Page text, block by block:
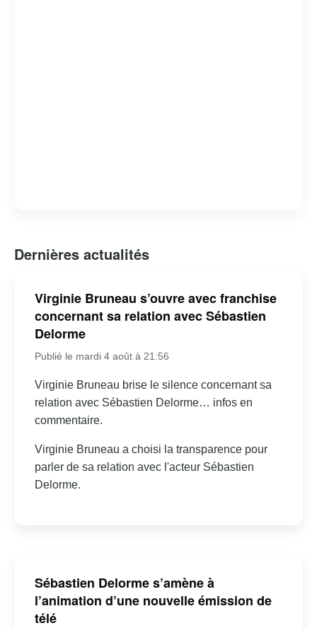
Dernières actualités
Virginie Bruneau s’ouvre avec franchise
concernant sa relation avec Sébastien
Delorme
Publié le mardi 4 août à 21:56
Virginie Bruneau brise le silence concernant sa
relation avec Sébastien Delorme… infos en
commentaire.
Virginie Bruneau a choisi la transparence pour
parler de sa relation avec l'acteur Sébastien
Delorme.
Sébastien Delorme s’amène à
l’animation d’une nouvelle émission de
télé